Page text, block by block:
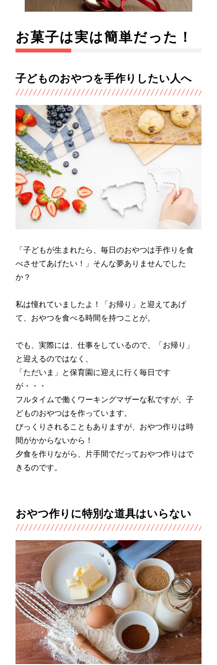
お菓子は実は簡単だった！
子どものおやつを手作りしたい人へ
「子どもが生まれたら、毎日のおやつは手作りを食
べさせてあげたい！」そんな夢ありませんでした
か？
私は憧れていましたよ！「お帰り」と迎えてあげ
て、おやつを食べる時間を持つことが。
でも、実際には、仕事をしているので、「お帰り」
と迎えるのではなく、
「ただいま」と保育園に迎えに行く毎日です
が・・・
フルタイムで働くワーキングマザーな私ですが、子
どものおやつはを作っています。
びっくりされることもありますが、おやつ作りは時
間がかからないから！
夕食を作りながら、片手間でだっておやつ作りはで
きるのです。
おやつ作りに特別な道具はいらない